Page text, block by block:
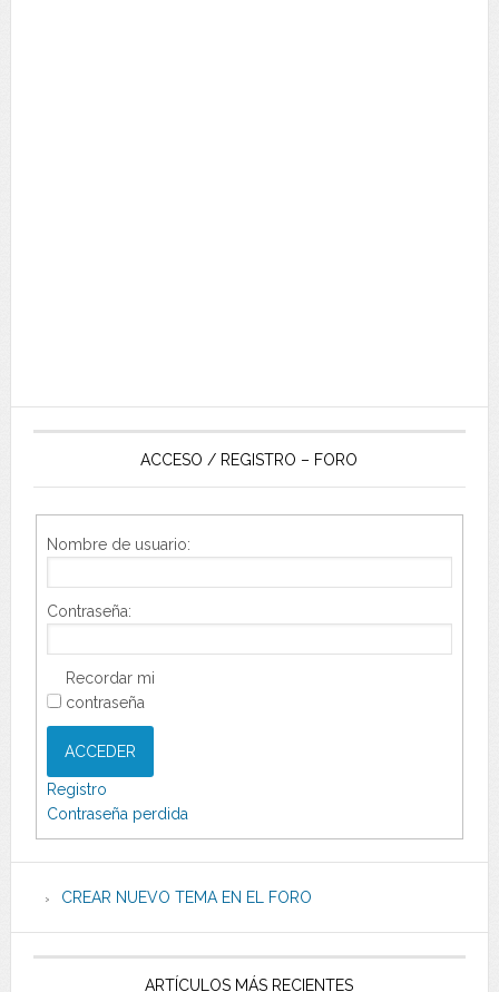
ACCESO / REGISTRO – FORO
Nombre de usuario:
Contraseña:
Recordar mi
contraseña
ACCEDER
Registro
Contraseña perdida
CREAR NUEVO TEMA EN EL FORO
ARTÍCULOS MÁS RECIENTES